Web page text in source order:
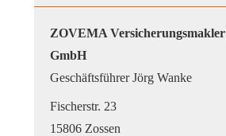
ZOVEMA Ver­sicherungs­makler
GmbH
Geschäftsführer Jörg Wanke
Fischerstr. 23
15806 Zossen